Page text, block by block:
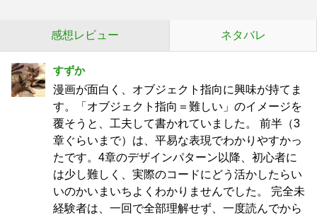
感想レビュー ネタバレ
すずか
漫画が面白く、オブジェクト指向に興味が持てま
す。「オブジェクト指向＝難しい」のイメージを
覆そうと、工夫して書かれていました。 前半（3
章ぐらいまで）は、平易な表現でわかりやすかっ
たです。4章のデザインパターン以降、初心者に
は少し難しく、実際のコードにどう活かしたらい
いのかいまいちよくわかりませんでした。 完全未
経験者は、一回で全部理解せず、一度読んでから